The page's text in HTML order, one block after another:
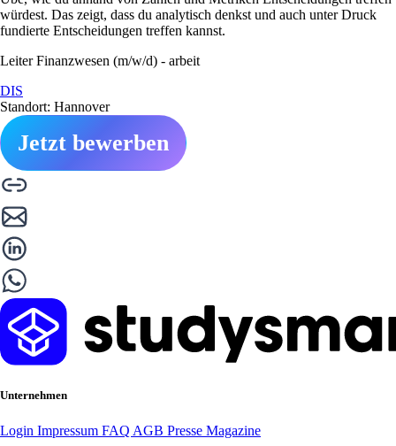
würdest. Das zeigt, dass du analytisch denkst und auch unter Druck
fundierte Entscheidungen treffen kannst.
Leiter Finanzwesen (m/w/d) - arbeit
DIS
Standort: Hannover
Jetzt bewerben
Unternehmen
Login Impressum FAQ AGB Presse Magazine